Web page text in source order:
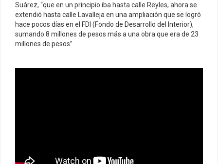
Suárez, “que en un principio iba hasta calle Reyles, ahora se
extendió hasta calle Lavalleja en una ampliación que se logró
hace pocos días en el FDI (Fondo de Desarrollo del Interior),
sumando 8 millones de pesos más a una obra que era de 23
millones de pesos”.